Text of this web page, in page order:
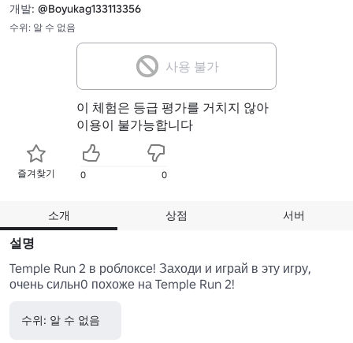
개발: @Boyukag133113356
수위: 알 수 없음
사용 불가
이 체험은 등급 평가를 거치지 않아
이용이 불가능합니다
즐겨찾기 0 0
소개 상점 서버
설명
Temple Run 2 в роблоксе! Заходи и играй в эту игру,
очень сильн0 похоже на Temple Run 2!
수위: 알 수 없음